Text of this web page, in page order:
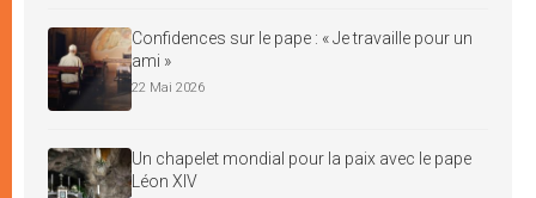
Confidences sur le pape : « Je travaille pour un
ami »
22 Mai 2026
Un chapelet mondial pour la paix avec le pape
Léon XIV